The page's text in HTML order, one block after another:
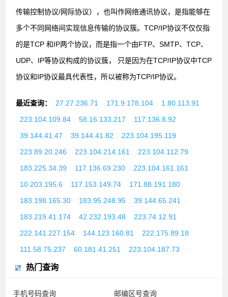
传输控制协议/网际协议），也叫作网络通讯协议，是指能够在
多个不同网络间实现信息传输的协议簇。TCP/IP协议不仅仅指
的是TCP 和IP两个协议，而是指一个由FTP、SMTP、TCP、
UDP、IP等协议构成的协议簇， 只是因为在TCP/IP协议中TCP
协议和IP协议最具代表性，所以被称为TCP/IP协议。
最近查询： 27.27.236.71 171.9.178.104
1.80.113.91
223.104.109.84
58.16.133.217
117.136.8.92
39.144.41.47
39.144.41.82
223.104.195.119
223.89.20.246
223.104.214.161
223.104.112.79
183.225.34.39
117.136.69.230
223.104.161.161
10.203.195.6
117.153.149.74
171.88.191.180
183.198.165.30
183.95.248.95
39.144.65.241
183.219.41.174
42.232.193.48
223.74.12.91
222.141.227.154
144.123.160.81
222.175.89.18
111.58.75.237
60.181.41.251 223.104.187.73
热门查询
手机号码查询
邮编区号查询